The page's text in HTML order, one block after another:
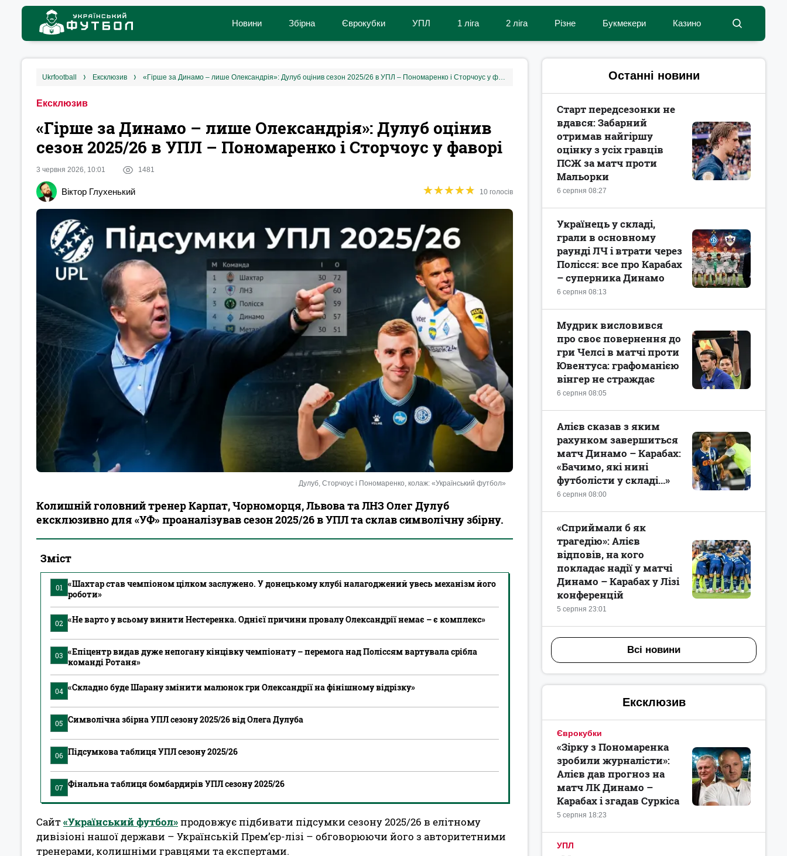
Новини Збірна Єврокубки УПЛ 1 ліга 2 ліга Різне Букмекери Казино
ukrfootball ексклюзив «Гірше за Динамо – лише Олександрія»: Дулуб оцінив сезон 2025/26 в УПЛ – Пономаренко і Сторчоус у фаворі
Ексклюзив
«Гірше за Динамо – лише Олександрія»: Дулуб оцінив
сезон 2025/26 в УПЛ – Пономаренко і Сторчоус у фаворі
3 червня 2026, 10:01 1481
Віктор Глухенький ★★★★★
★★★★★ 10 голосів
Дулуб, Сторчоус і Пономаренко, колаж: «Український футбол»
Колишній головний тренер Карпат, Чорноморця, Львова та ЛНЗ Олег Дулуб
ексклюзивно для «УФ» проаналізував сезон 2025/26 в УПЛ та склав символічну збірну.
Зміст
01
«Шахтар став чемпіоном цілком заслужено. У донецькому клубі налагоджений увесь механізм його
роботи»
02 «Не варто у всьому винити Нестеренка. Однієї причини провалу Олександрії немає – є комплекс»
03 «Епіцентр видав дуже непогану кінцівку чемпіонату – перемога над Поліссям вартувала срібла
команді Ротаня»
04 «Складно буде Шарану змінити малюнок гри Олександрії на фінішному відрізку»
05 Символічна збірна УПЛ сезону 2025/26 від Олега Дулуба
06 Підсумкова таблиця УПЛ сезону 2025/26
07 Фінальна таблиця бомбардирів УПЛ сезону 2025/26
Сайт«Український футбол»продовжує підбивати підсумки сезону 2025/26 в елітному
дивізіоні нашої держави – Українській Прем’єр-лізі – обговорюючи його з авторитетними
тренерами, колишніми гравцями та експертами.
Останні новини
6 серпня 08:27
Старт передсезонки не
вдався: Забарний
отримав найгіршу
оцінку з усіх гравців
ПСЖ за матч проти
Мальорки
6 серпня 08:13
Українець у складі,
грали в основному
раунді ЛЧ і втрати через
Полісся: все про Карабах
– суперника Динамо
6 серпня 08:05
Мудрик висловився
про своє повернення до
гри Челсі в матчі проти
Ювентуса: графоманією
вінгер не страждає
6 серпня 08:00
Алієв сказав з яким
рахунком завершиться
матч Динамо – Карабах:
«Бачимо, які нині
футболісти у складі...»
5 серпня 23:01
«Сприймали б як
трагедію»: Алієв
відповів, на кого
покладає надії у матчі
Динамо – Карабах у Лізі
конференцій
Всі новини
Ексклюзив
Єврокубки
5 серпня 18:23
«Зірку з Пономаренка
зробили журналісти»:
Алієв дав прогноз на
матч ЛК Динамо –
Карабах і згадав Суркіса
УПЛ